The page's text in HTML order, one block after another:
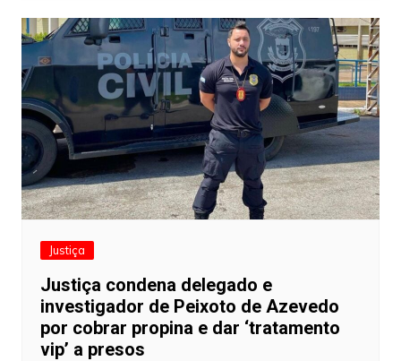
Justiça
Justiça condena delegado e
investigador de Peixoto de Azevedo
por cobrar propina e dar ‘tratamento
vip’ a presos